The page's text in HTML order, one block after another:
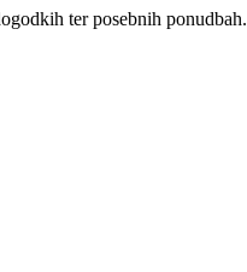
ter posebnih ponudbah.